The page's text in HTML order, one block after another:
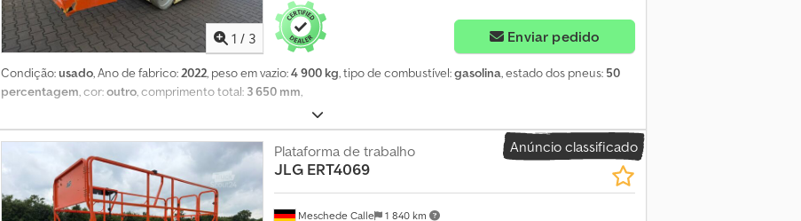
d
I
n
1 / 3 Enviar pedido
Condição:usado, Ano de fabrico:2022, peso em vazio:4 900 kg, tipo de combustível:gasolina, estado dos pneus: 50
percentagem, cor:outro, comprimento total: 3 650 mm,
Anúncio classificado
Meschede Calle 1 840 km
Plataforma de trabalho
JLG ERT4069